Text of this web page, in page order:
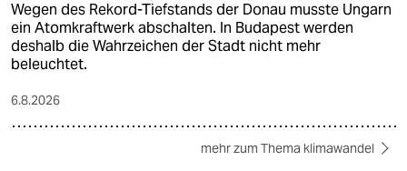
Wegen des Rekord-Tiefstands der Donau musste Ungarn
ein Atomkraftwerk abschalten. In Budapest werden
deshalb die Wahrzeichen der Stadt nicht mehr
beleuchtet.
6.8.2026
mehr zum Thema klimawandel